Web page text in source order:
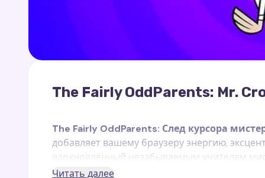
The Fairly OddParents: Mr.
The Fairly OddParents: След курсора
добавляет вашему браузеру энергию,
вдохновлённый незабываемым учителем
дополнение работает с расширениями
Читать далее